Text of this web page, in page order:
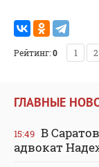
Рейтинг:0 1 2
ГЛАВНЫЕ
15:49 В
адвокат